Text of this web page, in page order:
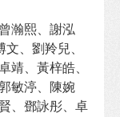
瀚熙、謝泓
、劉羚兒、
靖、黃梓皓、
敏渟、陳婉
、鄧詠彤、卓